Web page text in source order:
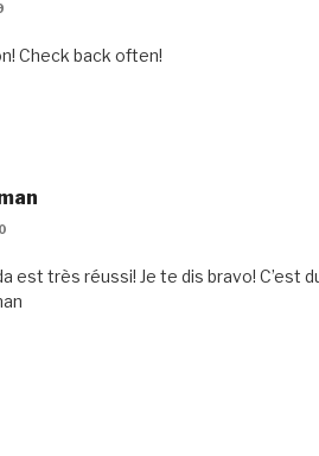
Check back often!
est très réussi! Je te dis bravo! C’est